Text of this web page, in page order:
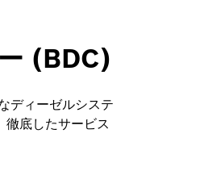
(BDC)
ディーゼルシステ
徹底したサービス